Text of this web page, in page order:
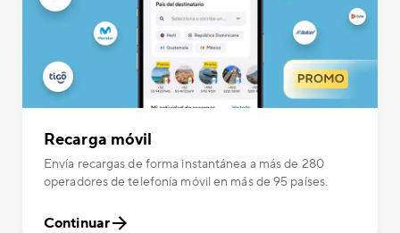
Recarga móvil
Envía recargas de forma instantánea a más de 280
operadores de telefonía móvil en más de 95 países.
Continuar